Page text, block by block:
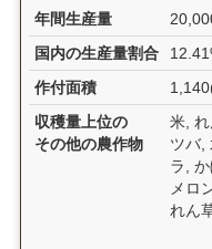
年間生産量
国内の生産量割合
作付面積
収穫量上位の
その他の農作物
米,
ツバ,
ラ,
メロ
れん